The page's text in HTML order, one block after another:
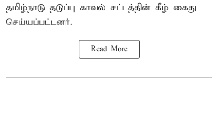
தமிழ்நாடு தடுப்பு காவல் சட்டத்தின் கீழ் கைது
செய்யப்பட்டனர்.
Read More